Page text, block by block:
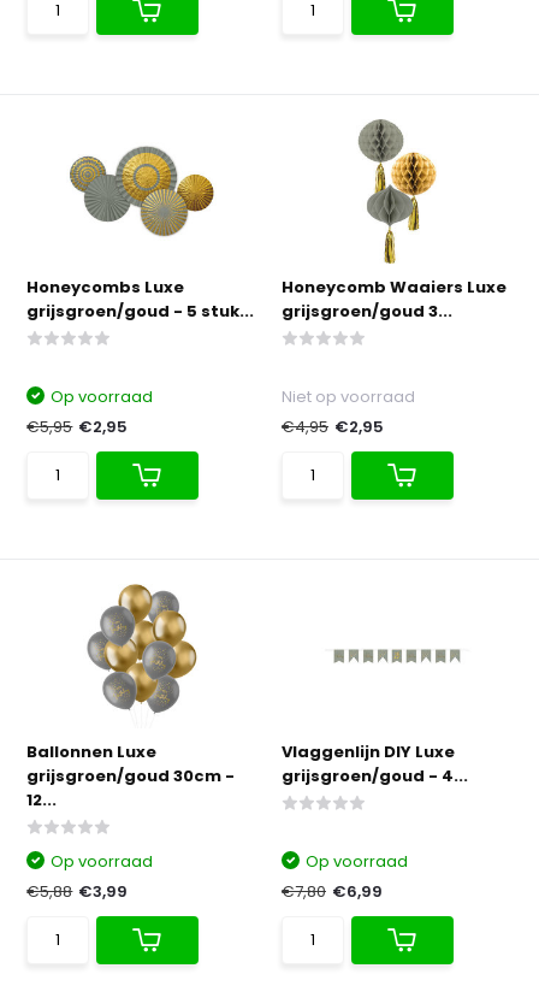
Honeycombs Luxe
grijsgroen/goud - 5 stuk...
Op voorraad
€5,95 €2,95
Honeycomb Waaiers Luxe
grijsgroen/goud 3...
Niet op voorraad
€4,95 €2,95
Ballonnen Luxe
grijsgroen/goud 30cm -
12...
Op voorraad
€5,88 €3,99
Vlaggenlijn DIY Luxe
grijsgroen/goud - 4...
Op voorraad
€7,80 €6,99